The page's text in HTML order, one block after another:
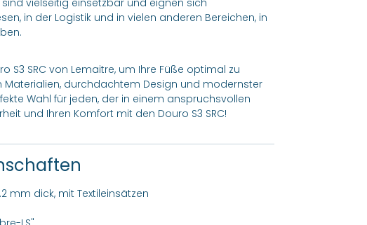
sind vielseitig einsetzbar und eignen sich
in der Logistik und in vielen anderen Bereichen, in
S3 SRC von Lemaitre, um Ihre Füße optimal zu
durchdachtem Design und modernster
Wahl für jeden, der in einem anspruchsvollen
und Ihren Komfort mit den Douro S3 SRC!
mm dick, mit Textileinsätzen